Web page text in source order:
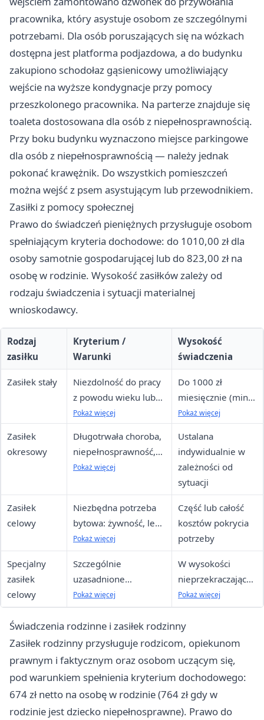
pracownika, który asystuje osobom ze szczególnymi
potrzebami. Dla osób poruszających się na wózkach
dostępna jest platforma podjazdowa, a do budynku
zakupiono schodołaz gąsienicowy umożliwiający
wejście na wyższe kondygnacje przy pomocy
przeszkolonego pracownika. Na parterze znajduje się
toaleta dostosowana dla osób z niepełnosprawnością.
Przy boku budynku wyznaczono miejsce parkingowe
dla osób z niepełnosprawnością — należy jednak
pokonać krawężnik. Do wszystkich pomieszczeń
można wejść z psem asystującym lub przewodnikiem.
Zasiłki z pomocy społecznej
Prawo do świadczeń pieniężnych przysługuje osobom
spełniającym kryteria dochodowe: do 1010,00 zł dla
osoby samotnie gospodarującej lub do 823,00 zł na
osobę w rodzinie. Wysokość zasiłków zależy od
rodzaju świadczenia i sytuacji materialnej
wnioskodawcy.
Rodzaj
zasiłku
Kryterium /
Warunki
Wysokość
świadczenia
Zasiłek stały
Niezdolność do pracy
z powodu wieku lub
całkowita niezdolność;
kryterium
Pokaż więcej
Do 1000 zł
miesięcznie (min.
100 zł); różnica
kryterium a
dochodem
Pokaż więcej
Zasiłek
okresowy
Długotrwała choroba,
niepełnosprawność,
bezrobocie, utrata
świadczeń
Pokaż więcej
Ustalana
indywidualnie w
zależności od
sytuacji
Zasiłek
celowy
Niezbędna potrzeba
bytowa: żywność, leki,
opał, odzież, drobne
remonty, pogrzeb
Pokaż więcej
Część lub całość
kosztów pokrycia
potrzeby
Specjalny
zasiłek
celowy
Szczególnie
uzasadnione
przypadki przy
dochodach
przekraczających
kryterium
Pokaż więcej
W wysokości
nieprzekraczającej
odpowiednio
kryterium
dochodowego
osoby samotnie
gospodarującej lub
rodziny, który nie
podlega zwrotowi.
Pokaż więcej
Świadczenia rodzinne i zasiłek rodzinny
Zasiłek rodzinny przysługuje rodzicom, opiekunom
prawnym i faktycznym oraz osobom uczącym się,
pod warunkiem spełnienia kryterium dochodowego:
674 zł netto na osobę w rodzinie (764 zł gdy w
rodzinie jest dziecko niepełnosprawne). Prawo do